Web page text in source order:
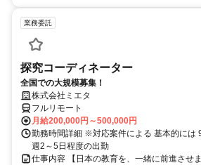
業務委託
探究コーディネーター
全国での大規模募集！
株式会社ミエタ
フルリモート
月給200,000円～500,000円
勤務時間詳細 ※対応案件による 基本的には
週2～5日程度の出勤
仕事内容 【日本の教育を、一緒に前進させ